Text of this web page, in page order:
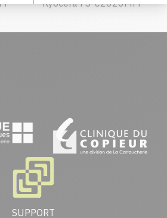
Kyocera FS-C2626MFP
SUPPORT